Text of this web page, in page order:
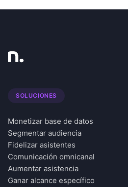
SOLUCIONES
Monetizar base de datos
Segmentar audiencia
Fidelizar asistentes
Comunicación omnicanal
Aumentar asistencia
Ganar alcance específico